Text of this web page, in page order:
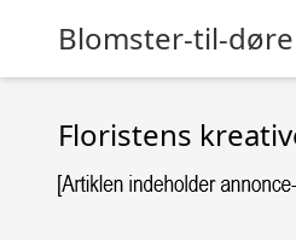
Blomster-til-
Floristens